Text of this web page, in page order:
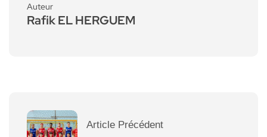
Auteur
Rafik EL HERGUEM
Article Précédent